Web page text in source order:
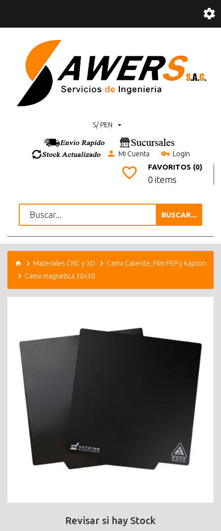
S/ PEN
Mi Cuenta Login
FAVORITOS (0)
0 items
BUSCAR...
Materiales CNC y 3D
Cama Caliente, Film FEP y Kapton
Cama magnetica 30x30
Revisar si hay Stock